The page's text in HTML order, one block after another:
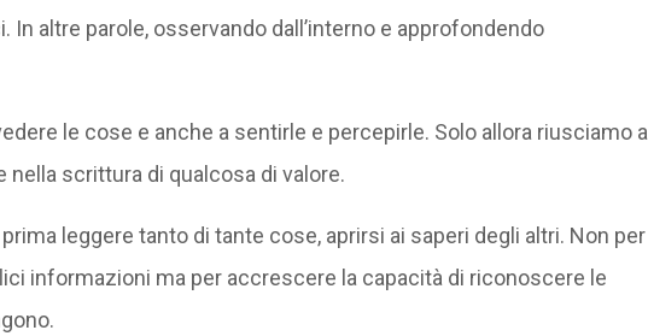
In altre parole, osservando dall’interno e approfondendo
le cose e anche a sentirle e percepirle. Solo allora riusciamo a
nella scrittura di qualcosa di valore.
leggere tanto di tante cose, aprirsi ai saperi degli altri. Non per
informazioni ma per accrescere la capacità di riconoscere le